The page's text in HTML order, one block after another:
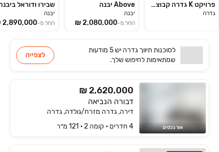
פרויקט K גדרה קבוצת נחמיאס
גדרה
Above יבנה
יבנה
החל מ-
שבירו ודוראל
יבנה
החל מ-
לסוכנותתיווך גדרה יש
5 מודעות
שמתאימותלחיפוש שלך.
לצפייה
אור נכסים
₪ 2,620,000
דבורה הנביאה
דירה, גדרה מזרח/גולדה, גדרה
4 חדרים • קומה ‎2‏ • 121 מ״ר